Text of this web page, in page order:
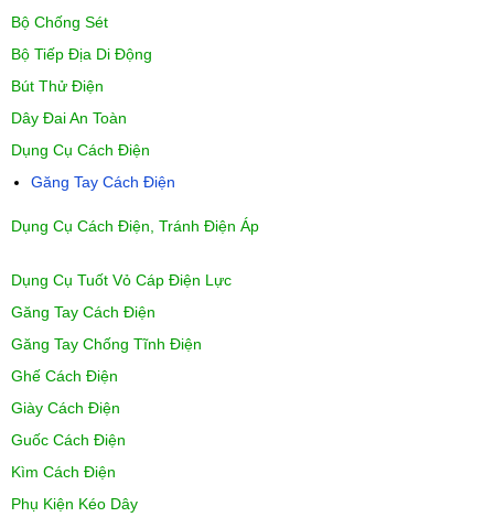
Bộ Chống Sét
Bộ Tiếp Địa Di Động
Bút Thử Điện
Dây Đai An Toàn
Dụng Cụ Cách Điện
Găng Tay Cách Điện
Dụng Cụ Cách Điện, Tránh Điện Áp
Dụng Cụ Tuốt Vỏ Cáp Điện Lực
Găng Tay Cách Điện
Găng Tay Chống Tĩnh Điện
Ghế Cách Điện
Giày Cách Điện
Guốc Cách Điện
Kìm Cách Điện
Phụ Kiện Kéo Dây